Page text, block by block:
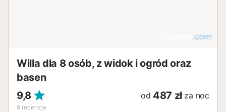
Willa dla 8 osób, z widok i ogród oraz
basen
9,8
8 recenzje
od 487 zł za noc